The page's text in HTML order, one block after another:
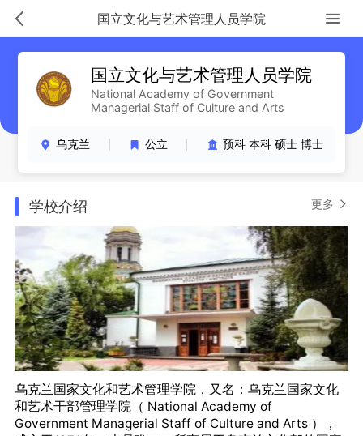
国立文化与艺术管理人员学院
国立文化与艺术管理人员学院
National Academy of Government
Managerial Staff of Culture and Arts
乌克兰 公立 预科 本科 硕士 博士
学校介绍 更多
乌克兰国家文化和艺术管理学院，又名：乌克兰国家文化
和艺术干部管理学院（ National Academy of
Government Managerial Staff of Culture and Arts ），